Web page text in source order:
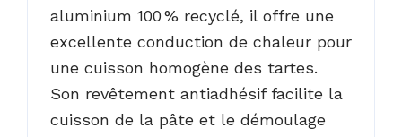
aluminium 100 % recyclé, il offre une
excellente conduction de chaleur pour
une cuisson homogène des tartes.
Son revêtement antiadhésif facilite la
cuisson de la pâte et le démoulage